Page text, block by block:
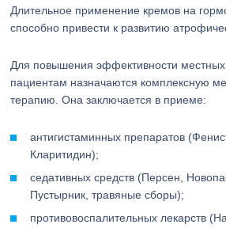
Длительное применение кремов на
способно привести к развитию
Для повышения эффективности
пациентам назначаются комплексную
терапию. Она заключается в приеме:
антигистаминных препаратов
Кларитидин);
седативных средств (Персен,
Пустырник, травяные сборы);
противовоспалительных лекарств